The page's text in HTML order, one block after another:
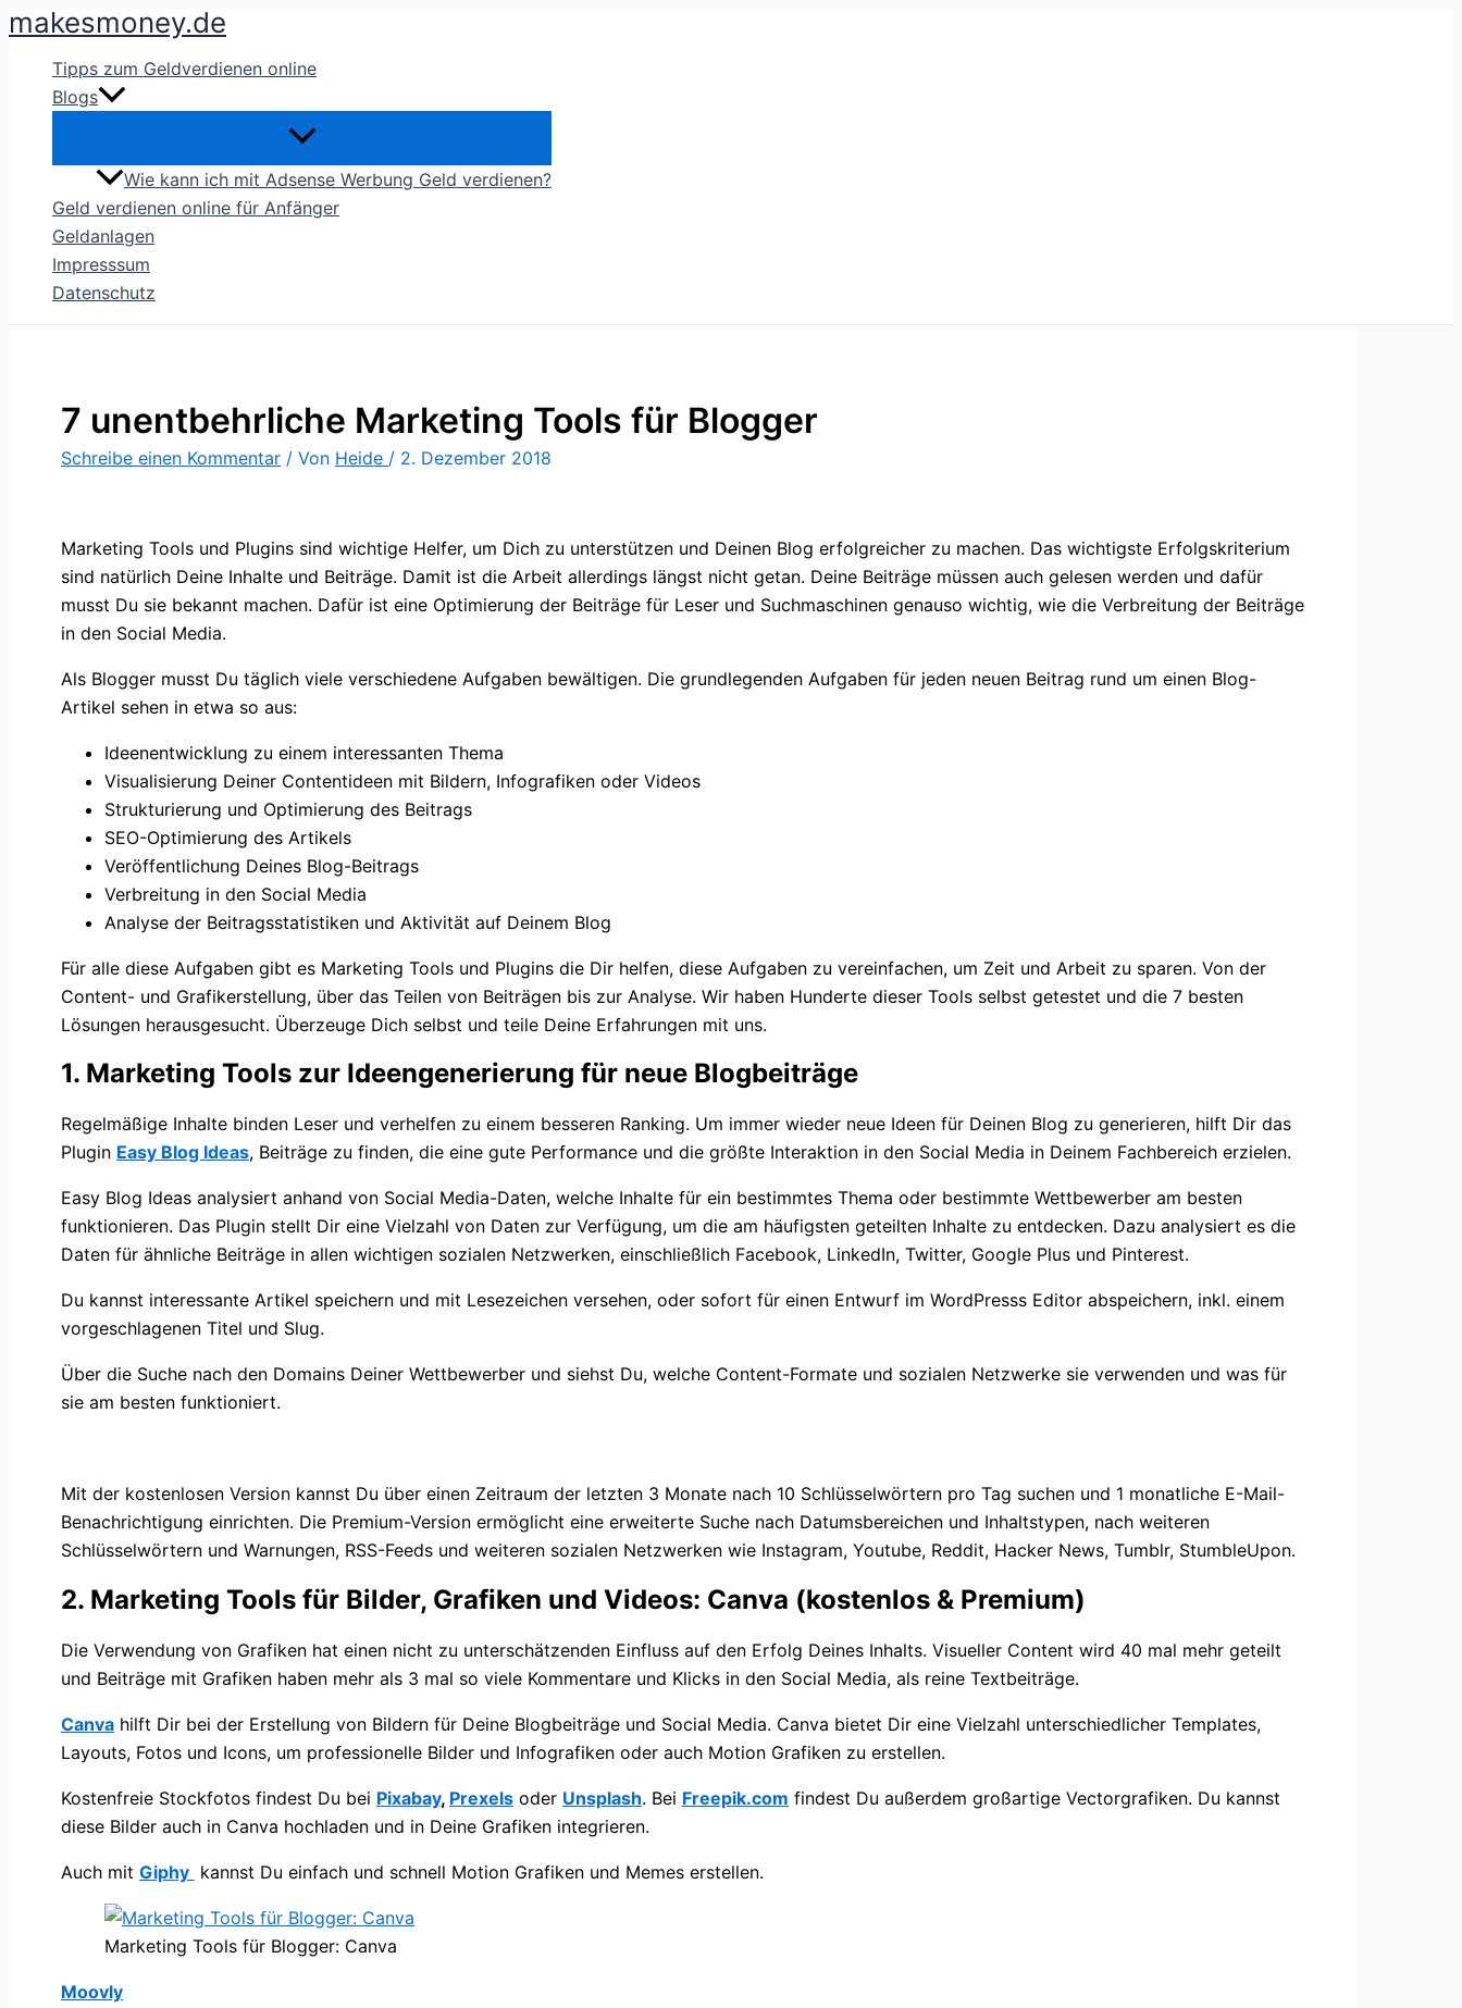
Zum
springen
makesmoney.de
Tipps zum Geldverdienen online
Blogs
Wie kann ich mit Adsense Werbung Geld verdienen?
Geld verdienen online für Anfänger
Geldanlagen
Impresssum
Datenschutz
7 unentbehrliche Marketing Tools für Blogger
Schreibe einen Kommentar / Von Heide / 2. Dezember 2018
Marketing Tools und Plugins sind wichtige Helfer, um Dich zu unterstützen und Deinen Blog erfolgreicher zu machen. Das wichtigste Erfolgskriterium
sind natürlich Deine Inhalte und Beiträge. Damit ist die Arbeit allerdings längst nicht getan. Deine Beiträge müssen auch gelesen werden und dafür
musst Du sie bekannt machen. Dafür ist eine Optimierung der Beiträge für Leser und Suchmaschinen genauso wichtig, wie die Verbreitung der Beiträge
in den Social Media.
Als Blogger musst Du täglich viele verschiedene Aufgaben bewältigen. Die grundlegenden Aufgaben für jeden neuen Beitrag rund um einen Blog-
Artikel sehen in etwa so aus:
Ideenentwicklung zu einem interessanten Thema
Visualisierung Deiner Contentideen mit Bildern, Infografiken oder Videos
Strukturierung und Optimierung des Beitrags
SEO-Optimierung des Artikels
Veröffentlichung Deines Blog-Beitrags
Verbreitung in den Social Media
Analyse der Beitragsstatistiken und Aktivität auf Deinem Blog
Für alle diese Aufgaben gibt es Marketing Tools und Plugins die Dir helfen, diese Aufgaben zu vereinfachen, um Zeit und Arbeit zu sparen. Von der
Content- und Grafikerstellung, über das Teilen von Beiträgen bis zur Analyse. Wir haben Hunderte dieser Tools selbst getestet und die 7 besten
Lösungen herausgesucht. Überzeuge Dich selbst und teile Deine Erfahrungen mit uns.
1. Marketing Tools zur Ideengenerierung für neue Blogbeiträge
Regelmäßige Inhalte binden Leser und verhelfen zu einem besseren Ranking. Um immer wieder neue Ideen für Deinen Blog zu generieren, hilft Dir das
Plugin Easy Blog Ideas, Beiträge zu finden, die eine gute Performance und die größte Interaktion in den Social Media in Deinem Fachbereich erzielen.
Easy Blog Ideas analysiert anhand von Social Media-Daten, welche Inhalte für ein bestimmtes Thema oder bestimmte Wettbewerber am besten
funktionieren. Das Plugin stellt Dir eine Vielzahl von Daten zur Verfügung, um die am häufigsten geteilten Inhalte zu entdecken. Dazu analysiert es die
Daten für ähnliche Beiträge in allen wichtigen sozialen Netzwerken, einschließlich Facebook, LinkedIn, Twitter, Google Plus und Pinterest.
Du kannst interessante Artikel speichern und mit Lesezeichen versehen, oder sofort für einen Entwurf im WordPresss Editor abspeichern, inkl. einem
vorgeschlagenen Titel und Slug.
Über die Suche nach den Domains Deiner Wettbewerber und siehst Du, welche Content-Formate und sozialen Netzwerke sie verwenden und was für
sie am besten funktioniert.
Mit der kostenlosen Version kannst Du über einen Zeitraum der letzten 3 Monate nach 10 Schlüsselwörtern pro Tag suchen und 1 monatliche E-Mail-
Benachrichtigung einrichten. Die Premium-Version ermöglicht eine erweiterte Suche nach Datumsbereichen und Inhaltstypen, nach weiteren
Schlüsselwörtern und Warnungen, RSS-Feeds und weiteren sozialen Netzwerken wie Instagram, Youtube, Reddit, Hacker News, Tumblr, StumbleUpon.
2. Marketing Tools für Bilder, Grafiken und Videos: Canva (kostenlos & Premium)
Die Verwendung von Grafiken hat einen nicht zu unterschätzenden Einfluss auf den Erfolg Deines Inhalts. Visueller Content wird 40 mal mehr geteilt
und Beiträge mit Grafiken haben mehr als 3 mal so viele Kommentare und Klicks in den Social Media, als reine Textbeiträge.
Canva hilft Dir bei der Erstellung von Bildern für Deine Blogbeiträge und Social Media. Canva bietet Dir eine Vielzahl unterschiedlicher Templates,
Layouts, Fotos und Icons, um professionelle Bilder und Infografiken oder auch Motion Grafiken zu erstellen.
Kostenfreie Stockfotos findest Du bei Pixabay, Prexels oder Unsplash. Bei Freepik.com findest Du außerdem großartige Vectorgrafiken. Du kannst
diese Bilder auch in Canva hochladen und in Deine Grafiken integrieren.
Auch mit Giphy kannst Du einfach und schnell Motion Grafiken und Memes erstellen.
Marketing Tools für Blogger: Canva
Moovly